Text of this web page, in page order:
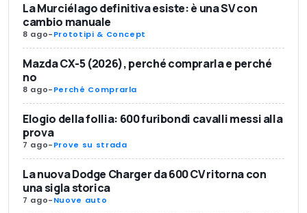
La Murciélago definitiva esiste: è una SV con
cambio manuale
8 ago-Prototipi & Concept
Mazda CX-5 (2026), perché comprarla e perché
no
8 ago-Perché Comprarla
Elogio della follia: 600 furibondi cavalli messi alla
prova
7 ago-Prove su strada
La nuova Dodge Charger da 600 CV ritorna con
una sigla storica
7 ago-Nuove auto